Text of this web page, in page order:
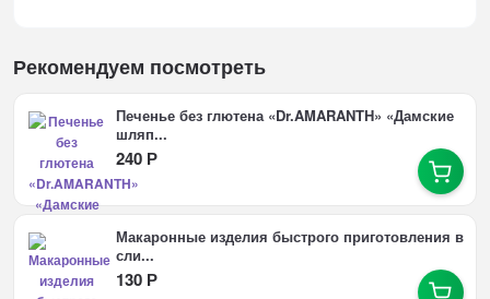
Рекомендуем посмотреть
Печенье без глютена «Dr.AMARANTH» «Дамские
шляп...
240 Р
Макаронные изделия быстрого приготовления в
сли...
130 Р